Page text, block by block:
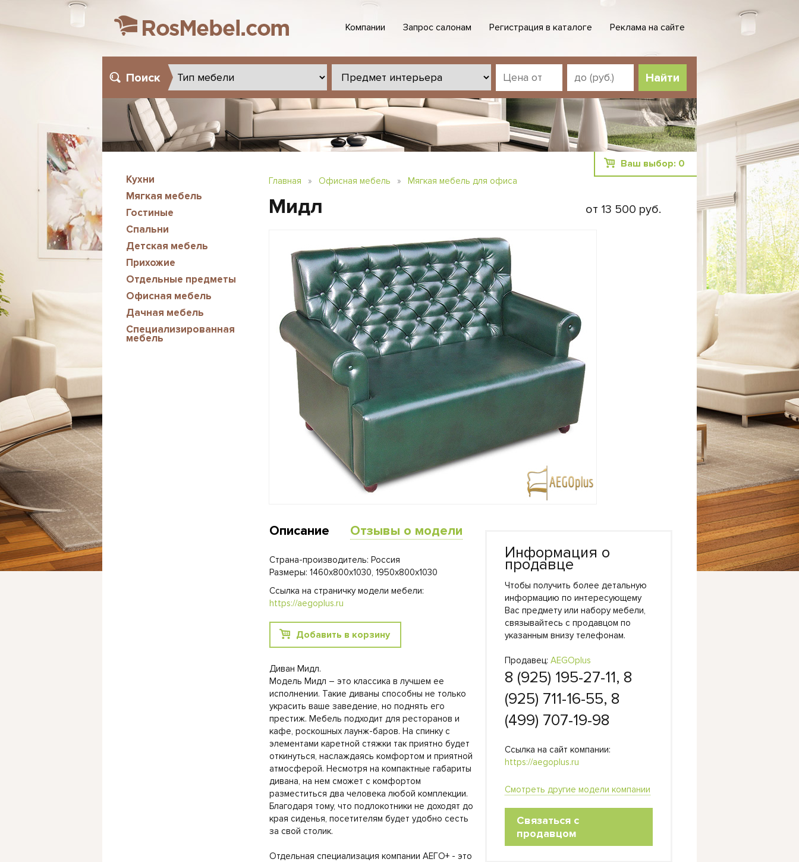
Компании Запрос салонам Регистрация в каталоге Реклама на сайте
Поиск
Кухни
Мягкая мебель
Гостиные
Спальни
Детская мебель
Прихожие
Отдельные предметы
Офисная мебель
Дачная мебель
Специализированная
мебель
Ваш выбор: 0
Главная » Офисная мебель » Мягкая мебель для офиса
Мидл от 13 500 руб.
Описание Отзывы о модели
Информация о
продавце
Чтобы получить более детальную
информацию по интересующему
Вас предмету или набору мебели,
связывайтесь с продавцом по
указанным внизу телефонам.
Продавец: AEGOplus
8 (925) 195-27-11, 8
(925) 711-16-55, 8
(499) 707-19-98
Ссылка на сайт компании:
https://aegoplus.ru
Смотреть другие модели компании
Связаться с
продавцом
Страна-производитель: Россия
Размеры: 1460х800х1030, 1950х800х1030
Ссылка на страничку модели мебели:
https://aegoplus.ru
Добавить в корзину
Диван Мидл.
Модель Мидл – это классика в лучшем ее
исполнении. Такие диваны способны не только
украсить ваше заведение, но поднять его
престиж. Мебель подходит для ресторанов и
кафе, роскошных лаунж-баров. На спинку с
элементами каретной стяжки так приятно будет
откинуться, наслаждаясь комфортом и приятной
атмосферой. Несмотря на компактные габариты
дивана, на нем сможет с комфортом
разместиться два человека любой комплекции.
Благодаря тому, что подлокотники не доходят до
края сиденья, посетителям будет удобно сесть
за свой столик.
Отдельная специализация компании АЕГО+ - это